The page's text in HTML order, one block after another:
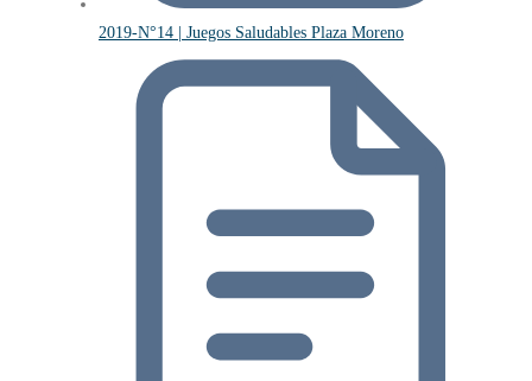
2019-N°14 | Juegos Saludables Plaza Moreno